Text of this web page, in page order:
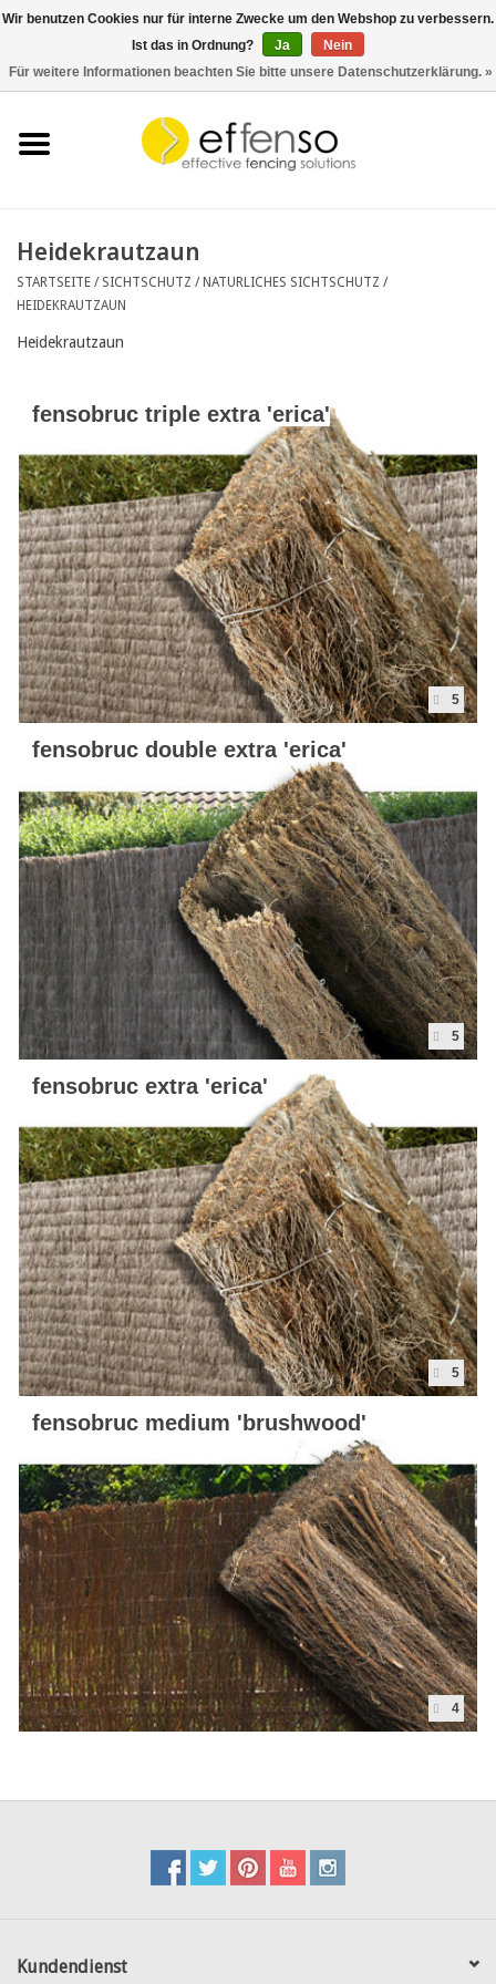
Schnäppchen
Dokumente
Karte
Contact
Heidekrautzaun
STARTSEITE / SICHTSCHUTZ /NATURLICHES SICHTSCHUTZ /
HEIDEKRAUTZAUN
Heidekrautzaun
fensobruc triple extra 'erica'
5
fensobruc double extra 'erica'
5
fensobruc extra 'erica'
5
fensobruc medium 'brushwood'
4
Kundendienst
Wir benutzen Cookies nur für interne Zwecke um den Webshop zu verbessern.
Ist das in Ordnung?
Ja
Nein
Für weitere Informationen beachten Sie bitte unsere Datenschutzerklärung. »